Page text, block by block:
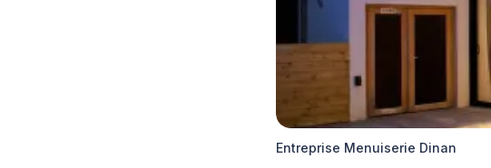
Entreprise Menuiserie Dinan